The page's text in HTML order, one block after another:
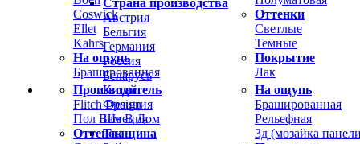
Coswick
Ellet
Kahrs
На ощупь
Брашированная
Оттенки
Светлые
Темные
Покрытие
Лак
Производитель
Flitch Design
Пол Вам В Дом
Оттенок
На ощупь
Брашированная
Рельефная
3д (мозайка
Страна производства
Австрия
Бельгия
Германия
Россия
Беларусь
Китай
Франция
Швеция
Толщина